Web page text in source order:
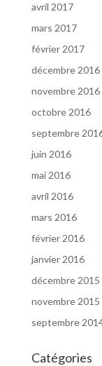
avril 2017
mars 2017
février 2017
décembre 2016
novembre 2016
octobre 2016
septembre
juin 2016
mai 2016
avril 2016
mars 2016
février 2016
janvier 2016
décembre 2015
novembre 2015
septembre
Catégories